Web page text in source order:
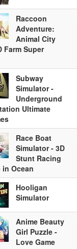
Raccoon
Adventure:
Animal City
Farm Super
Subway
Simulator -
Underground
Ultimate
Race Boat
Simulator - 3D
Stunt Racing
Ocean
Hooligan
Simulator
Anime Beauty
Girl Puzzle -
Love Game